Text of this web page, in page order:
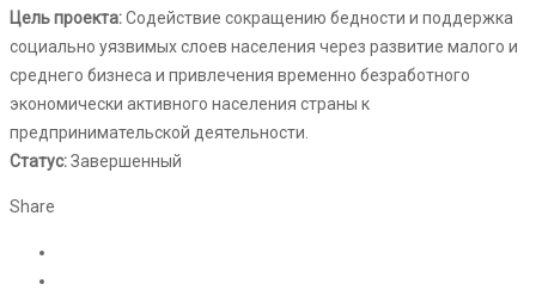
Цель проекта:Содействие сокращению бедности и поддержка
социально уязвимых слоев населения через развитие малого и
среднего бизнеса и привлечения временно безработного
экономически активного населения страны к
предпринимательской деятельности.
Статус:Завершенный
Share